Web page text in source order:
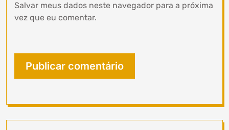
Salvar meus dados neste navegador para a próxima
vez que eu comentar.